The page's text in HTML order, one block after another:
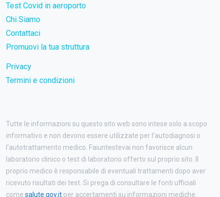
Test Covid in aeroporto
Chi Siamo
Contattaci
Promuovi la tua struttura
Privacy
Termini e condizioni
Tutte le informazioni su questo sito web sono intese solo a scopo
informativo e non devono essere utilizzate per l'autodiagnosi o
l'autotrattamento medico. Faiuntestevai non favorisce alcun
laboratorio clinico o test di laboratorio offerto sul proprio sito. Il
proprio medico è responsabile di eventuali trattamenti dopo aver
ricevuto risultati dei test. Si prega di consultare le fonti ufficiali
come salute.gov.it per accertamenti su informazioni mediche.